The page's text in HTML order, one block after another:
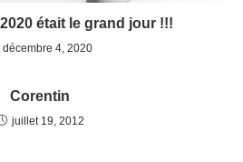
était le grand jour !!!
décembre 4, 2020
Corentin
juillet 19, 2012